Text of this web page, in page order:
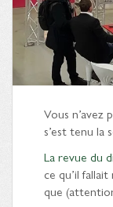
Vous n’avez
s’est tenu la
La revue du
ce qu’il
que